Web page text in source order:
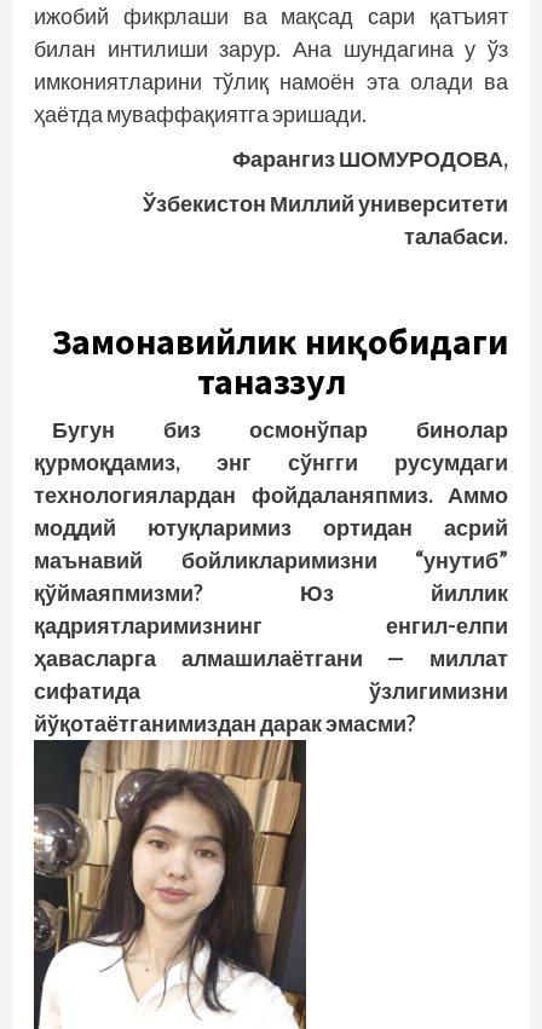
ижобий фикрлаши ва мақсад сари қатъият
билан интилиши зарур. Ана шундагина у ўз
имкониятларини тўлиқ намоён эта олади ва
ҳаётда муваффақиятга эришади.
Фарангиз ШОМУРОДОВА,
Ўзбекистон Миллий университети
талабаси.
Замонавийлик ниқобидаги
таназзул
Бугун биз осмонўпар бинолар
қурмоқдамиз, энг сўнгги русумдаги
технологиялардан фойдаланяпмиз. Аммо
моддий ютуқларимиз ортидан асрий
маънавий бойликларимизни “унутиб”
қўймаяпмизми? Юз йиллик
қадриятларимизнинг енгил-елпи
ҳавасларга алмашилаётгани — миллат
сифатида ўзлигимизни
йўқотаётганимиздан дарак эмасми?